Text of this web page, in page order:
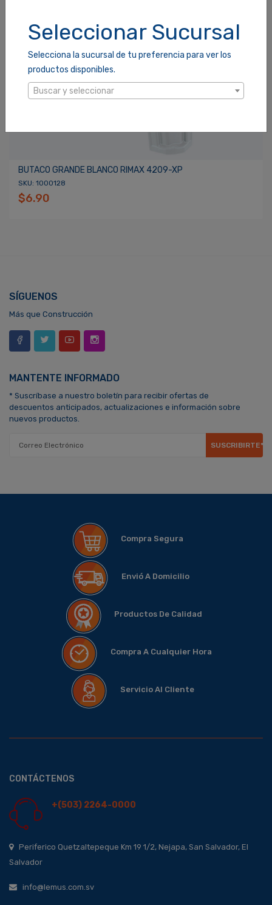
Seleccionar Sucursal
Selecciona la sucursal de tu preferencia para ver los
productos disponibles.
Buscar y seleccionar
BUTACO GRANDE BLANCO RIMAX 4209-XP
SKU: 1000128
$6.90
SÍGUENOS
Más que Construcción
MANTENTE INFORMADO
* Suscríbase a nuestro boletín para recibir ofertas de
descuentos anticipados, actualizaciones e información sobre
nuevos productos.
SUSCRIBIRTE*
Compra Segura
Envió A Domicilio
Productos De Calidad
Compra A Cualquier Hora
Servicio Al Cliente
CONTÁCTENOS
+(503) 2264-0000
Periferico Quetzaltepeque Km 19 1/2, Nejapa, San Salvador, El
Salvador
info@lemus.com.sv